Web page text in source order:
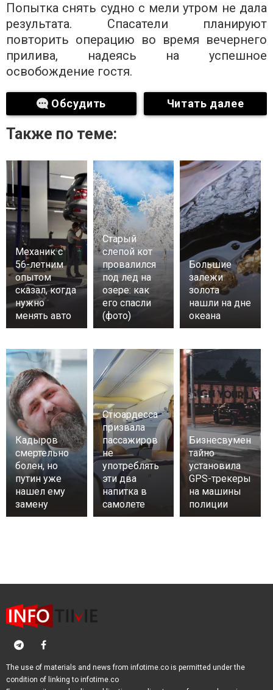
Попытка снять судно с мели утром не дала
результата. Спасатели планируют
повторить операцию во время вечернего
прилива, надеясь на успешное
освобождение гостя.
Обсудить Читать далее
Также по теме:
Механик с
56-летним
опытом
сказал, когда
нужно
менять авто
Старый
слепой кот
провалился
под лед на
озере: как
его спасли
(фото)
Большие
залежи
золота
нашли на дне
океана
Кадыров
смертельно
болен, но
путин уже
нашел ему
замену
Стюардесса
призвала
пассажиров
не
употреблять
эти два
напитка в
самолете
Бизнесвумен
тайно
установила
GPS-трекеры
на машины
полиции
The use of materials and news from infotime.co is permitted under the
condition of linking to infotime.co